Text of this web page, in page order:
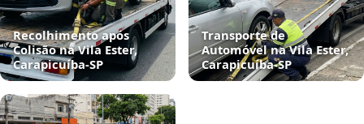
Recolhimento após
Colisão na Vila Ester,
Carapicuíba‑SP
Transporte de
Automóvel na Vila Ester,
Carapicuíba‑SP